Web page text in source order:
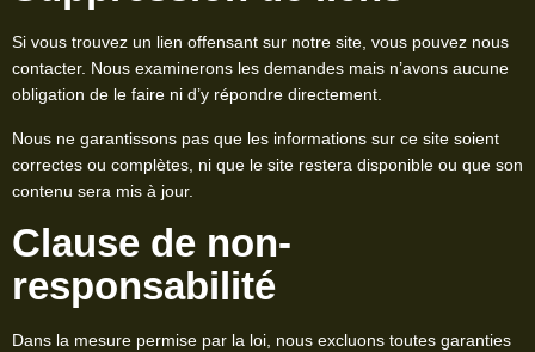
Si vous trouvez un lien offensant sur notre site, vous pouvez nous
contacter. Nous examinerons les demandes mais n’avons aucune
obligation de le faire ni d’y répondre directement.
Nous ne garantissons pas que les informations sur ce site soient
correctes ou complètes, ni que le site restera disponible ou que son
contenu sera mis à jour.
Clause de non-
responsabilité
Dans la mesure permise par la loi, nous excluons toutes garanties